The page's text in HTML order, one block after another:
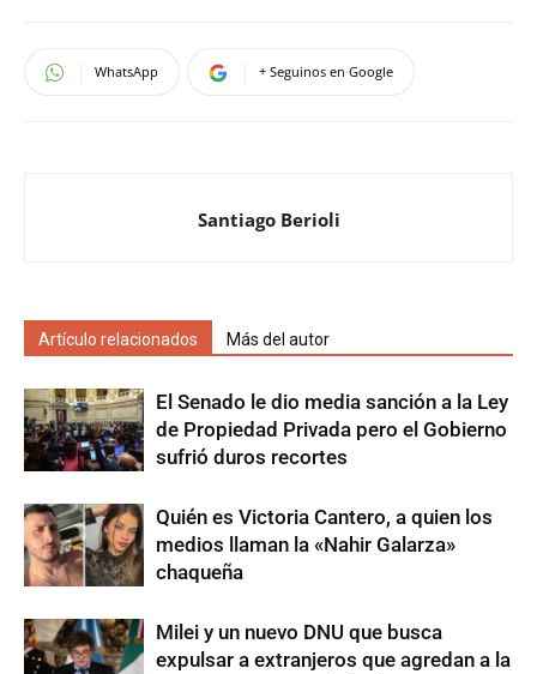
WhatsApp + Seguinos en Google
Santiago Berioli
Artículo relacionados Más del autor
El Senado le dio media sanción a la Ley
de Propiedad Privada pero el Gobierno
sufrió duros recortes
Quién es Victoria Cantero, a quien los
medios llaman la «Nahir Galarza»
chaqueña
Milei y un nuevo DNU que busca
expulsar a extranjeros que agredan a la